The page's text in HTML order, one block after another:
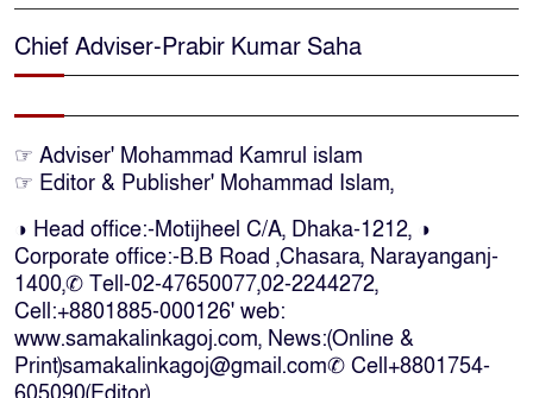
দক্ষিণ আফ্রিকায় অগ্নিকান্ডে নিহতদের
লাশ আনা’সহ পূর্ণ সহায়তার আশ্বাস
কক্সবাজারে কোস্টগার্ডের অভিযানে
দেশীয় মদসহ আটক-৪
দক্ষিণ আফ্রিকায় দোকানে আগুন, ৬
বাংলাদেশি নিহত
দৃষ্টিপ্রতিবন্ধী শিক্ষার্থী পাশে দাঁড়ালেন
Chief Adviser-Prabir Kumar Saha
☞ Adviser' Mohammad Kamrul islam
☞ Editor & Publisher' Mohammad Islam,
◑ Head office:-Motijheel C/A, Dhaka-1212, ◑
Corporate office:-B.B Road ,Chasara, Narayanganj-
1400,✆ Tell-02-47650077,02-2244272,
Cell:+8801885-000126' web:
www.samakalinkagoj.com, News:(Online &
Print)samakalinkagoj@gmail.com✆ Cell+8801754-